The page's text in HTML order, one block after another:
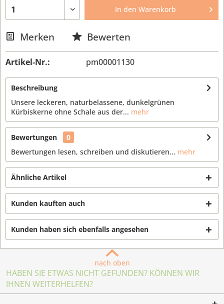
In den Warenkorb
Merken Bewerten
Artikel-Nr.: pm00001130
Beschreibung
Unsere leckeren, naturbelassene, dunkelgrünen
Kürbiskerne ohne Schale aus der... mehr
Bewertungen
0
Bewertungen lesen, schreiben und diskutieren... mehr
Ähnliche Artikel
Kunden kauften auch
Kunden haben sich ebenfalls angesehen
nach oben
HABEN SIE ETWAS NICHT GEFUNDEN? KÖNNEN WIR
IHNEN WEITERHELFEN?